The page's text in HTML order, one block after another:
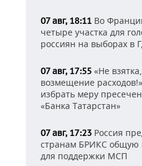
07 авг, 18:11 Во
четыре участка для
россиян на выборах в
07 авг, 17:55 «Не
возмещение
избрать меру
«Банка Татарстан»
07 авг, 17:23 Россия
странам БРИКС общую
для поддержки МСП